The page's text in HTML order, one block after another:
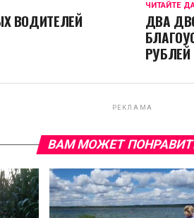
ЧИТАЙТЕ
ДВА
РУБЛЕЙ
ВОДИТЕЛЕЙ
РЕКЛАМА
ВАМ МОЖЕТ